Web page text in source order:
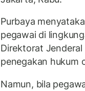
Purbaya
pegawai di
Direktorat Jenderal
penegakan hukum
Namun, bila